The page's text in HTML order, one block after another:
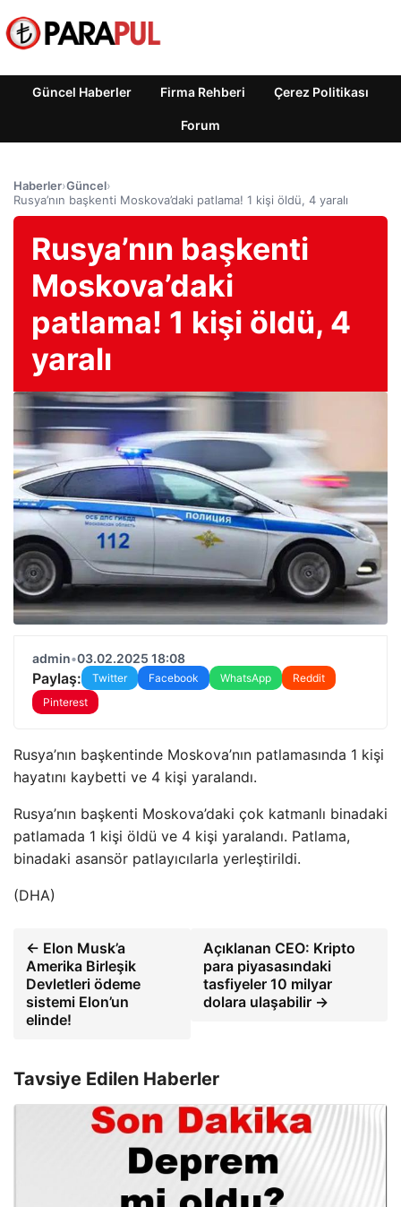
Güncel Haberler Firma Rehberi Çerez Politikası
Forum
Haberler›Güncel›
Rusya’nın başkenti Moskova’daki patlama! 1 kişi öldü, 4 yaralı
Rusya’nın başkenti
Moskova’daki
patlama! 1 kişi öldü, 4
yaralı
admin•03.02.2025 18:08
Paylaş: Twitter Facebook WhatsApp
Reddit
Pinterest
Rusya’nın başkentinde Moskova’nın patlamasında 1 kişi
hayatını kaybetti ve 4 kişi yaralandı.
Rusya’nın başkenti Moskova’daki çok katmanlı binadaki
patlamada 1 kişi öldü ve 4 kişi yaralandı. Patlama,
binadaki asansör patlayıcılarla yerleştirildi.
(DHA)
← Elon Musk’a
Amerika Birleşik
Devletleri ödeme
sistemi Elon’un
elinde!
Açıklanan CEO: Kripto
para piyasasındaki
tasfiyeler 10 milyar
dolara ulaşabilir →
Tavsiye Edilen Haberler